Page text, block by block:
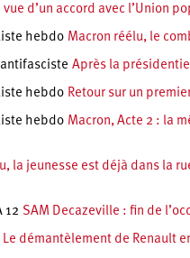
d’un accord avec l’Union
hebdo Macron réélu, le
Après la
hebdo Retour sur un
hebdo Macron, Acte 2 : la
la jeunesse est déjà dans la
12 SAM Decazeville : fin de
Le démantèlement de Renault